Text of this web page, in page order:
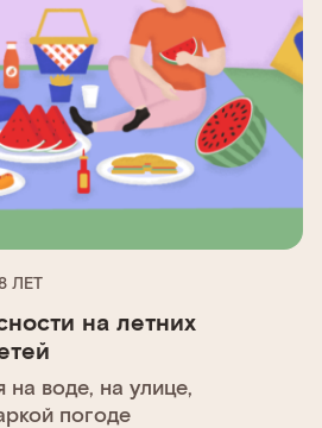
ЛЕТ
на летних
на воде, на улице,
погоде